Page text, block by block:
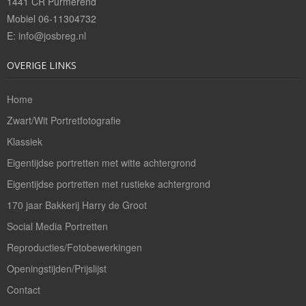
Bedrijfsreportages
Theaterfotografie
Openingstijden/Prijzen
Mobiel 06-11304732
E: info@josbreg.nl
OVERIGE LINKS
Home
Zwart/Wit Portretfotografie
Klassiek
Eigentijdse portretten met witte achtergrond
Eigentijdse portretten met rustieke achtergrond
170 jaar Bakkerij Harry de Groot
Social Media Portretten
Reproducties/Fotobewerkingen
Openingstijden/Prijslijst
Contact